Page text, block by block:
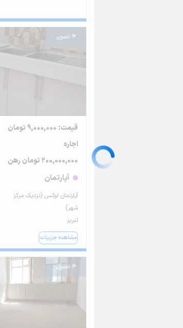
4 تصویر
قیمت: 9,000,000 تومان
اجاره
200,000,000 تومان رهن
آپارتمان
آپارتمان لوکس (نزدیک مرکز
شهر)
تبریز
مشاهده جزییات
4 تصویر